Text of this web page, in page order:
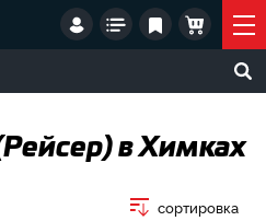
в Химках
сортировка